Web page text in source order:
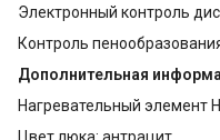
Электронный контроль
Контроль
Дополнительная
Нагревательный элемент